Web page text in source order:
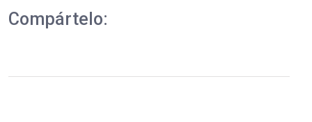
Compártelo: